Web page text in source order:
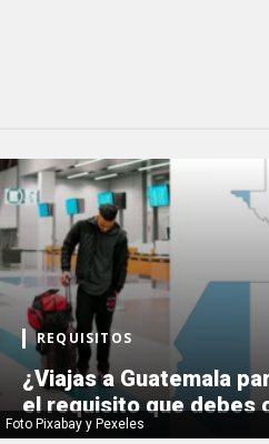
Foto Pixabay y Pexeles
REQUISITOS
¿Viajas a Guatemala
el requisito que debes